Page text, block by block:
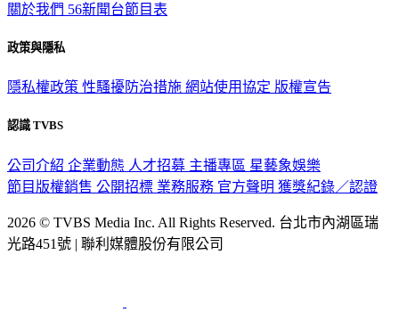
關於我們 56新聞台節目表
政策與隱私
隱私權政策 性騷擾防治措施 網站使用協定 版權宣告
認識 TVBS
公司介紹 企業動態 人才招募 主播專區 星藝象娛樂
節目版權銷售 公開招標 業務服務 官方聲明 獲獎紀錄／認證
2026 © TVBS Media Inc. All Rights Reserved. 台北市內湖區瑞
光路451號 | 聯利媒體股份有限公司